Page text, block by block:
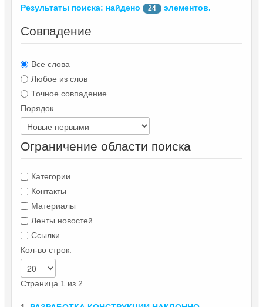
Результаты поиска: найдено 24 элементов.
Совпадение
Все слова
Любое из слов
Точное совпадение
Порядок
Ограничение области поиска
Категории
Контакты
Материалы
Ленты новостей
Ссылки
Кол-во строк:
Страница 1 из 2